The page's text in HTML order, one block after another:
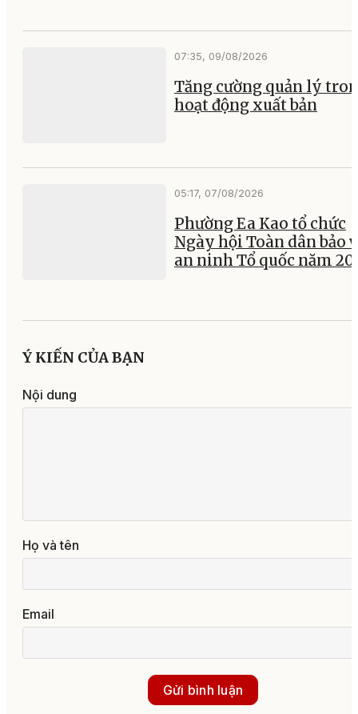
07:35, 09/08/2026
Tăng cường quản lý
hoạt động xuất bản
05:17, 07/08/2026
Phường Ea Kao tổ chức
Ngày hội Toàn dân bảo
an ninh Tổ quốc năm
Ý KIẾN CỦA BẠN
Nội dung
Họ và tên
Email
Gửi bình luận